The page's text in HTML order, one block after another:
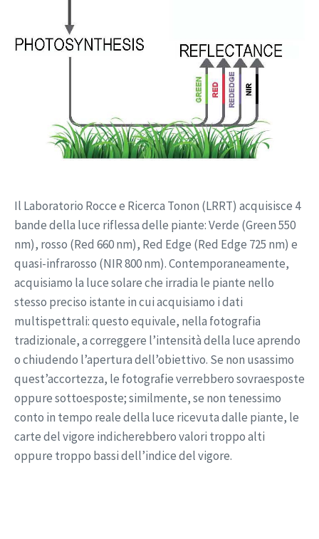
Il Laboratorio Rocce e Ricerca Tonon (LRRT) acquisisce 4
bande della luce riflessa delle piante: Verde (Green 550
nm), rosso (Red 660 nm), Red Edge (Red Edge 725 nm) e
quasi-infrarosso (NIR 800 nm). Contemporaneamente,
acquisiamo la luce solare che irradia le piante nello
stesso preciso istante in cui acquisiamo i dati
multispettrali: questo equivale, nella fotografia
tradizionale, a correggere l’intensità della luce aprendo
o chiudendo l’apertura dell’obiettivo. Se non usassimo
quest’accortezza, le fotografie verrebbero sovraesposte
oppure sottoesposte; similmente, se non tenessimo
conto in tempo reale della luce ricevuta dalle piante, le
carte del vigore indicherebbero valori troppo alti
oppure troppo bassi dell’indice del vigore.